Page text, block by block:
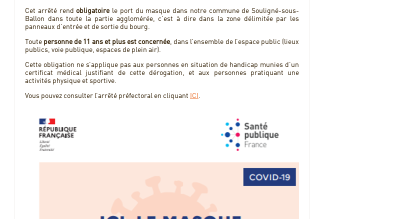
Cet arrêté rendobligatoire le port du masque dans notre commune de Souligné-sous-
Ballon dans toute la partie agglomérée, c’est à dire dans la zone délimitée par les
panneaux d’entrée et de sortie du bourg.
Toute personne de 11 ans et plus est concernée, dans l’ensemble de l’espace public (lieux
publics, voie publique, espaces de plein air).
Cette obligation ne s’applique pas aux personnes en situation de handicap munies d’un
certificat médical justifiant de cette dérogation, et aux personnes pratiquant une
activités physique et sportive.
Vous pouvez consulter l’arrêté préfectoral en cliquant ICI .